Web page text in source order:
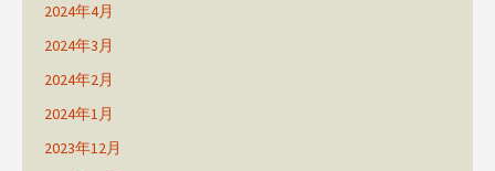
2024年4月
2024年3月
2024年2月
2024年1月
2023年12月